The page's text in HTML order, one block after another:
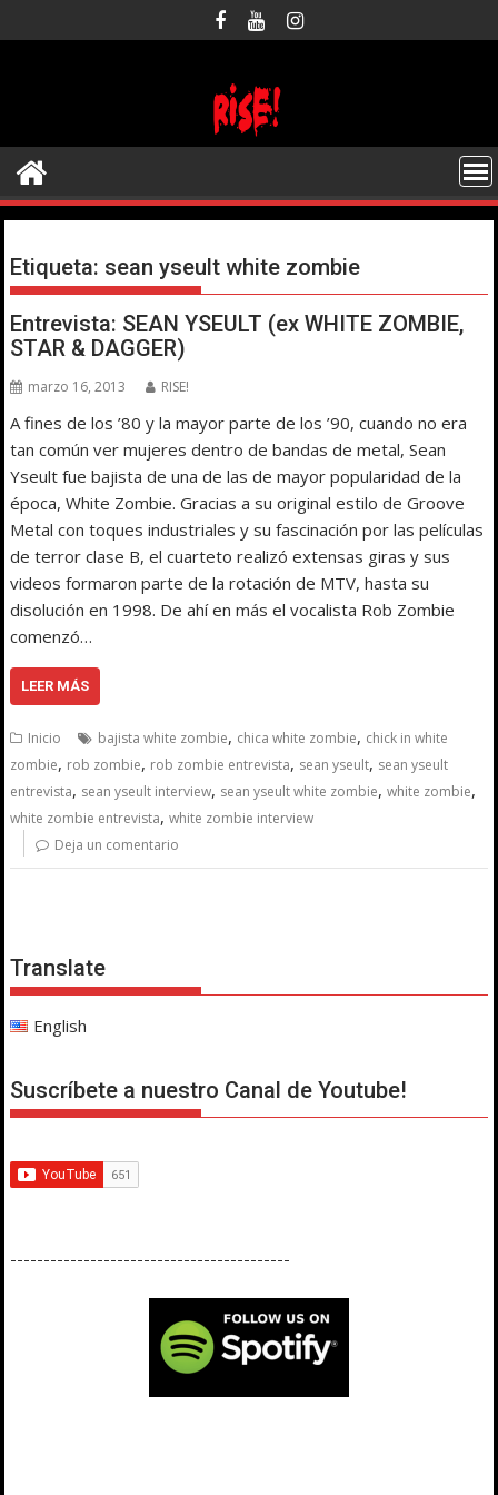
al
Etiqueta: sean yseult white zombie
Entrevista: SEAN YSEULT (ex WHITE ZOMBIE,
STAR & DAGGER)
marzo 16, 2013 RISE!
A fines de los ’80 y la mayor parte de los ’90, cuando no era
tan común ver mujeres dentro de bandas de metal, Sean
Yseult fue bajista de una de las de mayor popularidad de la
época, White Zombie. Gracias a su original estilo de Groove
Metal con toques industriales y su fascinación por las películas
de terror clase B, el cuarteto realizó extensas giras y sus
videos formaron parte de la rotación de MTV, hasta su
disolución en 1998. De ahí en más el vocalista Rob Zombie
comenzó…
LEER MÁS
Inicio bajista white zombie, chica white zombie, chick in white
zombie, rob zombie, rob zombie entrevista, sean yseult, sean yseult
entrevista, sean yseult interview, sean yseult white zombie,white zombie,
white zombie entrevista,white zombie interview
Deja un comentario
Translate
English
Suscríbete a nuestro Canal de Youtube!
------------------------------------------